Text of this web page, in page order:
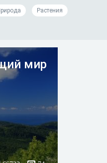
Растения
мир